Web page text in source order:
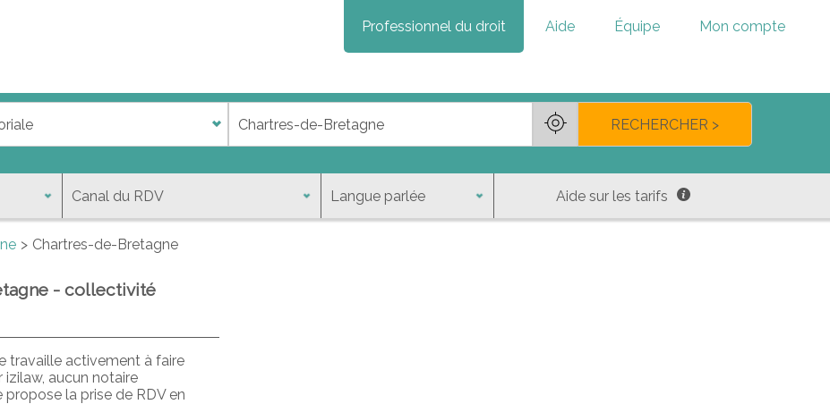
Professionnel du droit Aide Équipe Mon compte
RECHERCHER >
Aide sur les tarifs
Chartres-de-Bretagne
- collectivité
travaille activement à faire
aucun notaire
la prise de RDV en